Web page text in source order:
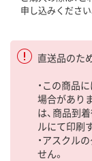
申し込みください
直送品のた
・この商品
場合があり
は、商品到
ルにて印刷
・アスクル
せん。